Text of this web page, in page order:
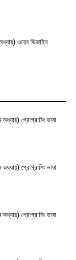
ওয়েব ডিজাইন
প্রোগ্রামিং ভাষা
প্রোগ্রামিং ভাষা
প্রোগ্রামিং ভাষা